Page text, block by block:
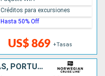
US$ 869 +Tasas
Créditos para excursiones
Hasta 50% Off
ESTADOS UNIDOS, BAHAMAS, PORTUGAL